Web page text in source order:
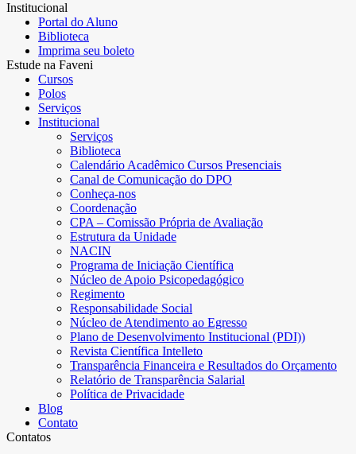
Institucional
Portal do Aluno
Biblioteca
Imprima seu boleto
Estude na Faveni
Cursos
Polos
Serviços
Institucional
Serviços
Biblioteca
Calendário Acadêmico Cursos Presenciais
Canal de Comunicação do DPO
Conheça-nos
Coordenação
CPA – Comissão Própria de Avaliação
Estrutura da Unidade
NACIN
Programa de Iniciação Científica
Núcleo de Apoio Psicopedagógico
Regimento
Responsabilidade Social
Núcleo de Atendimento ao Egresso
Plano de Desenvolvimento Institucional (PDI))
Revista Científica Intelleto
Transparência Financeira e Resultados do Orçamento
Relatório de Transparência Salarial
Política de Privacidade
Blog
Contato
Contatos